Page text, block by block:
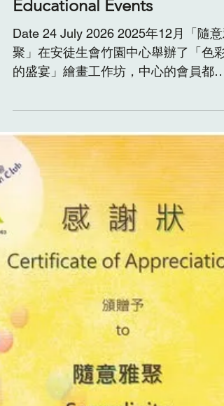
Cultural and Artistic
Educational Events
聚」在安徒生會竹園中心舉辦了「色彩
的盛宴」繪畫工作坊，中心的會員都非
常踴躍參加。2026 年7月我們再次為中
心會員安排三節中國水墨畫工作坊，
「畫中有話：我和畫家聊過天」，並邀
請了本會顧問鮑慕貞老師主講。我們很
高興見到參加者愉快地享受中國水墨畫
的樂趣。 In December 2025,
"Serendipity” hosted a painting
workshop titled "A Feast of Colors" at
the Hans Andersen Club which was
with enthusiastic participation from the
center's members. In July 2026, we
again arranged three sessions of the
Chinese ink painting workshops where
we provided the material as well as